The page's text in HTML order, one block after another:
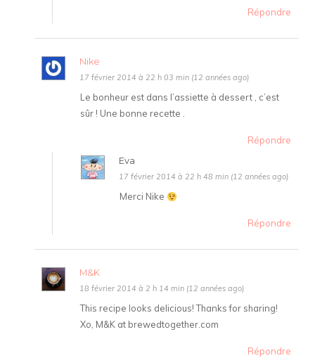
Répondre
Nike
17 février 2014 à 22 h 03 min (12 années ago)
Le bonheur est dans l’assiette à dessert , c’est
sûr ! Une bonne recette .
Répondre
Eva
17 février 2014 à 22 h 48 min (12 années ago)
Merci Nike
Répondre
M&K
18 février 2014 à 2 h 14 min (12 années ago)
This recipe looks delicious! Thanks for sharing!
Xo, M&K at brewedtogether.com
Répondre